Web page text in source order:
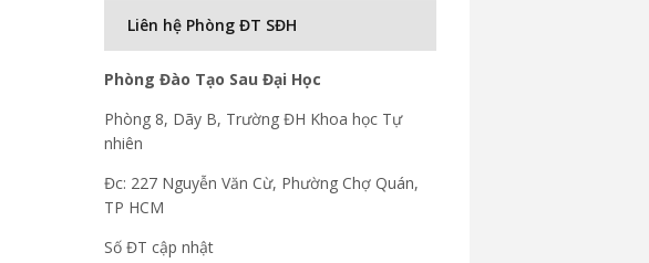
Liên hệ Phòng ĐT SĐH
Phòng Đào Tạo Sau Đại Học
Phòng 8, Dãy B, Trường ĐH Khoa học Tự
nhiên
Đc: 227 Nguyễn Văn Cừ, Phường Chợ Quán,
TP HCM
Số ĐT cập nhật